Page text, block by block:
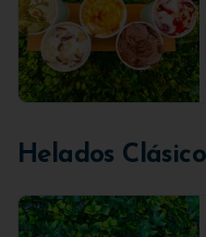
Helados